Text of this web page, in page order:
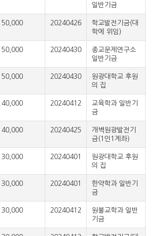
일반기금
50,000 20240426
학교발전기금(대
학에 위임)
50,000 20240430
종교문제연구소
일반기금
50,000 20240430
원광대학교 후원
의 집
40,000 20240412
교육학과 일반기
금
40,000 20240425
개벽원광발전기
금(1인1계좌)
30,000 20240401
원광대학교 후원
의 집
30,000 20240401
한약학과 일반기
금
30,000 20240412
원불교학과 일반
기금